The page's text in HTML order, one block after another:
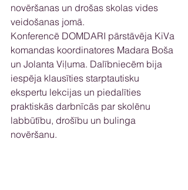
novēršanas un drošas skolas vides
veidošanas jomā.
Konferencē DOMDARI pārstāvēja KiVa
komandas koordinatores Madara Boša
un Jolanta Viļuma. Dalībniecēm bija
iespēja klausīties starptautisku
ekspertu lekcijas un piedalīties
praktiskās darbnīcās par skolēnu
labbūtību, drošību un bulinga
novēršanu.